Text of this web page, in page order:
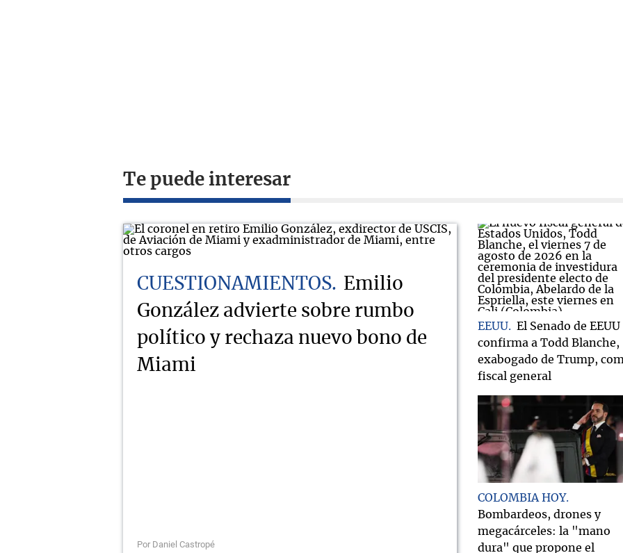
Te puede interesar
CUESTIONAMIENTOS
Emilio
González advierte sobre rumbo
político y rechaza nuevo bono de
Miami
Por Daniel Castropé
EEUU
El Senado de EEUU
confirma a Todd Blanche,
exabogado de Trump,
fiscal general
COLOMBIA HOY
Bombardeos, drones y
megacárceles: la "mano
dura" que propone el